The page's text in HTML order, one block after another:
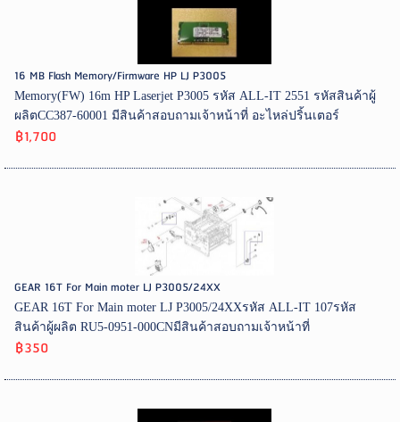
16 MB Flash Memory/Firmware HP LJ P3005
Memory(FW) 16m HP Laserjet P3005 รหัส ALL-IT 2551 รหัสสินค้าผู้
ผลิตCC387-60001 มีสินค้าสอบถามเจ้าหน้าที่ อะไหล่ปริ้นเตอร์
฿1,700
GEAR 16T For Main moter LJ P3005/24XX
GEAR 16T For Main moter LJ P3005/24XXรหัส ALL-IT 107รหัส
สินค้าผู้ผลิต RU5-0951-000CNมีสินค้าสอบถามเจ้าหน้าที่
฿350